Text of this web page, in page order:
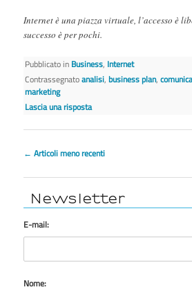
Internet è una piazza virtuale, l’accesso è
successo è per pochi.
Pubblicato inBusiness, Internet
Contrassegnatoanalisi,business plan,
marketing
Lascia una risposta
Navigazione articolo
← Articoli meno recenti
Newsletter
E-mail:
Nome: